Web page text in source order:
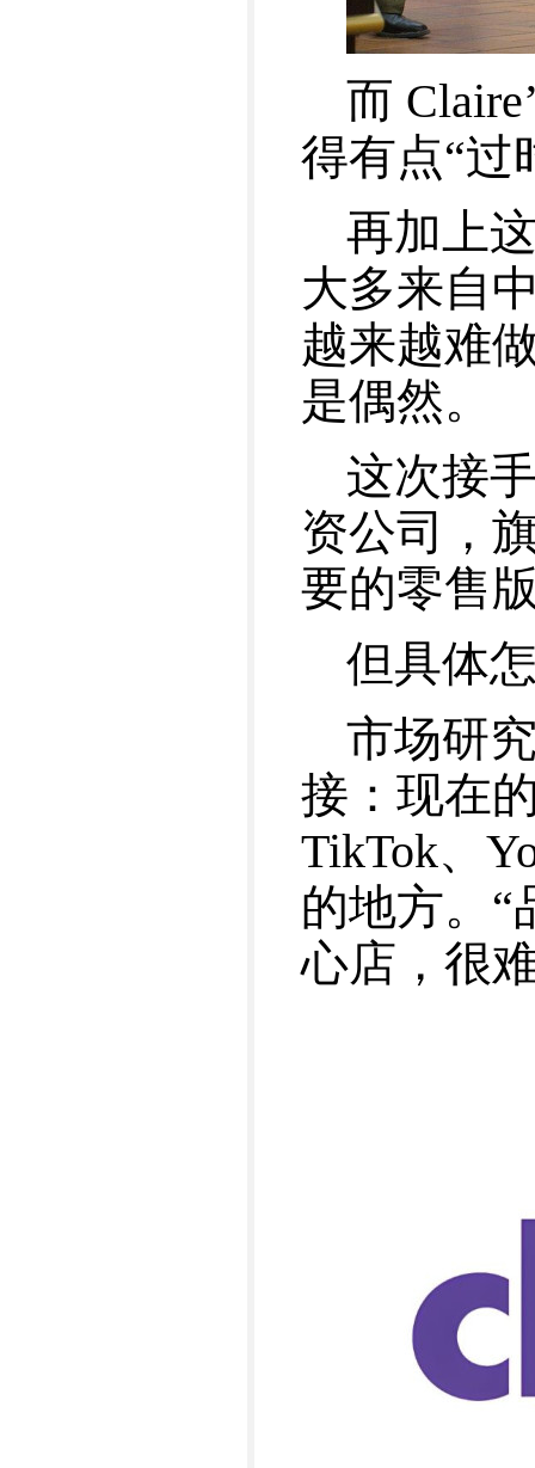
而
得有点“过
再加上
大多来自
越来越难
是偶然。
这次接
资公司，
要的零售
但具体
市场研
接：现在
TikTok、
的地方。“
心店，很